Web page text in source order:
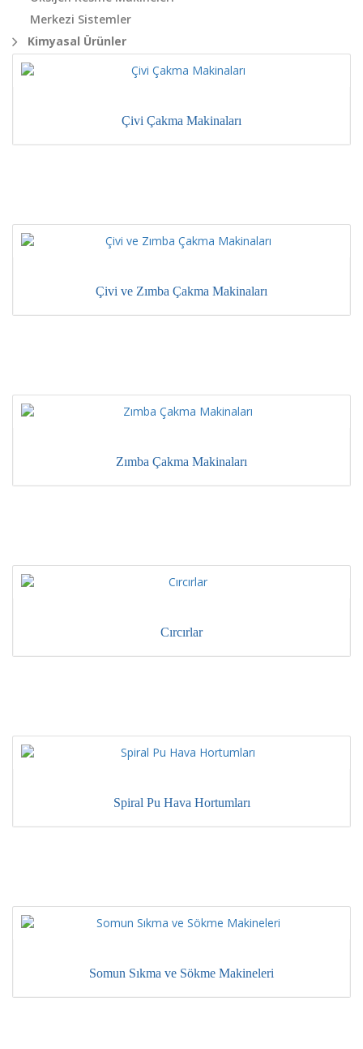
Merkezi Sistemler
Kimyasal Ürünler
Çivi Çakma Makinaları
Çivi ve Zımba Çakma Makinaları
Zımba Çakma Makinaları
Cırcırlar
Spiral Pu Hava Hortumları
Somun Sıkma ve Sökme Makineleri